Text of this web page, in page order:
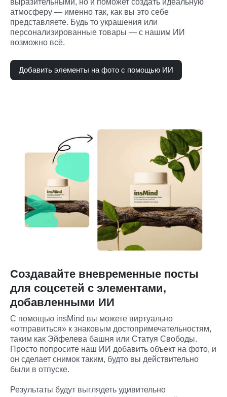
выразительными, но и поможет создать идеальную
атмосферу — именно так, как вы это себе
представляете. Будь то украшения или
персонализированные товары — с нашим ИИ
возможно всё.
Добавить элементы на фото с помощью ИИ
Создавайте вневременные посты
для соцсетей с элементами,
добавленными ИИ
С помощью insMind вы можете виртуально
«отправиться» к знаковым достопримечательностям,
таким как Эйфелева башня или Статуя Свободы.
Просто попросите наш ИИ добавить объект на фото, и
он сделает снимок таким, будто вы действительно
были в отпуске.
Результаты будут выглядеть удивительно